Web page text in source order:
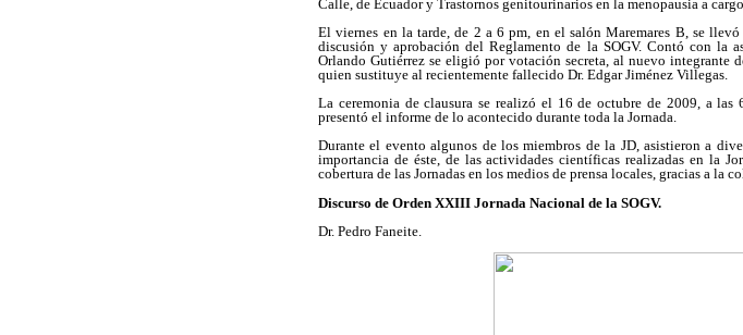
Calle, de Ecuador y Trastornos genitourinarios en la menopausia a
El viernes en la tarde, de 2 a 6 pm, en el salón Maremares B, se
discusión y aprobación del Reglamento de la SOGV. Contó con la
Orlando Gutiérrez se eligió por votación secreta, al nuevo integrante
quien sustituye al recientemente fallecido Dr. Edgar Jiménez Villegas.
La ceremonia de clausura se realizó el 16 de octubre de 2009, a
presentó el informe de lo acontecido durante toda la Jornada.
Durante el evento algunos de los miembros de la JD, asistieron a
importancia de éste, de las actividades científicas realizadas en la
cobertura de las Jornadas en los medios de prensa locales, gracias a la
Discurso de Orden XXIII Jornada Nacional de la SOGV.
Dr. Pedro Faneite.